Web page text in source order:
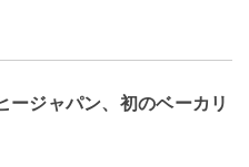
ージャパン、初のベーカリ